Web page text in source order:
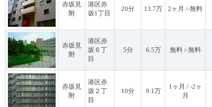
赤坂見
附
港区赤
坂1丁目
20分 13.7万 2ヶ月 /-無料
赤坂見
附
港区赤
坂６丁
目
5分 6.5万 無料 /-無料
赤坂見
附
港区赤
坂２丁
目
10分 9.1万
1ヶ月 / -2ヶ
月